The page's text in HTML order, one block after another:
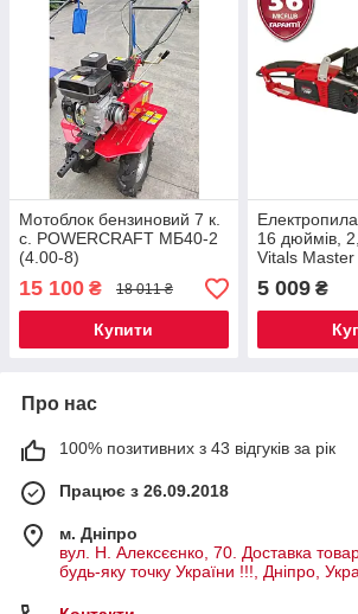
Мотоблок бензиновий 7 к.
с. POWERCRAFT МБ40-2
(4.00-8)
15 100 ₴ 18 011 ₴
Купити
16 дюймів,
Vitals
5 009₴
Про нас
100% позитивних з 43 відгуків за рік
Працює з 26.09.2018
м. Дніпро
вул. Н. Алексєєнко, 70. Доставка
будь-яку точку України !!!, Дніпро,